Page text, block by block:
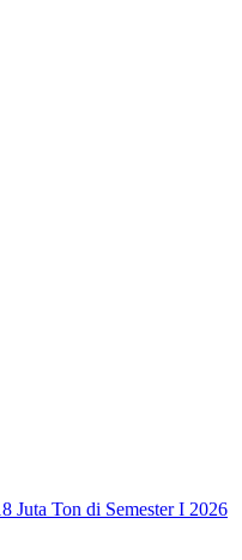
Juta Ton di Semester I 2026